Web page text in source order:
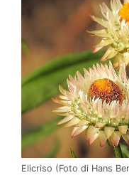
Elicriso (Foto di Hans